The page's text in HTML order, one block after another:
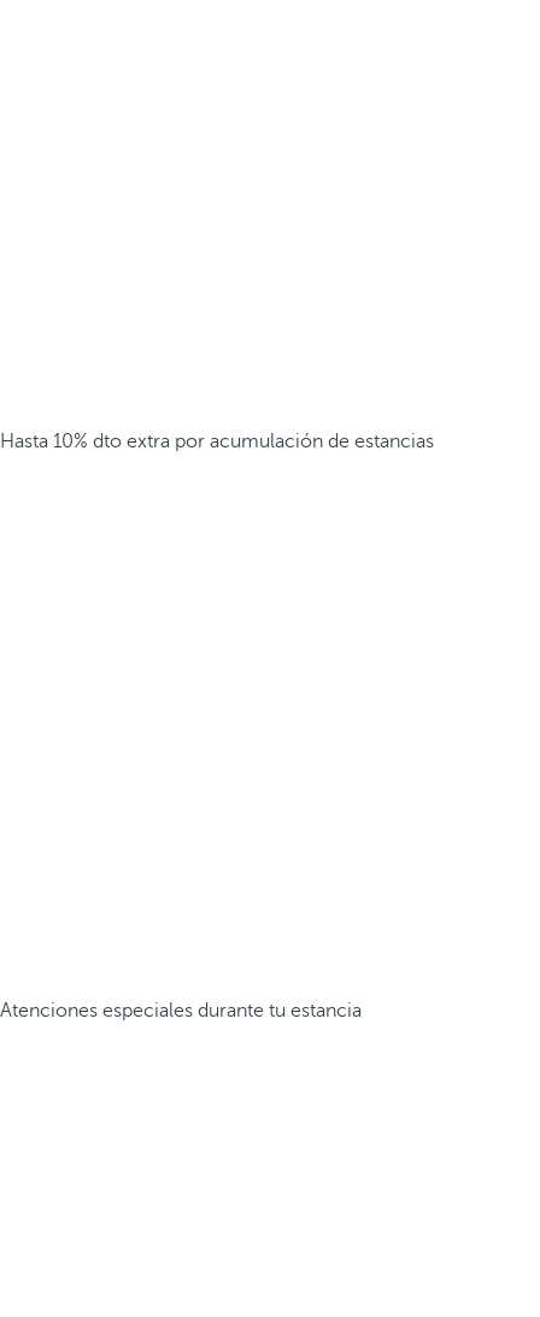
Hasta 10% dto extra por acumulación de estancias
Atenciones especiales durante tu estancia